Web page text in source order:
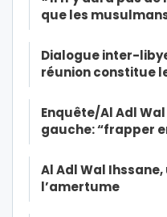
que les
Dialogue inter-
réunion constitue
Enquête/Al Adl
gauche: “frapper
Al Adl Wal
l’amertume